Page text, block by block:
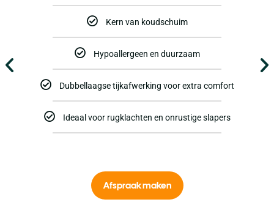
Kern van koudschuim
Hypoallergeen en duurzaam
Dubbellaagse tijkafwerking voor extra comfort
Ideaal voor rugklachten en onrustige slapers
Afspraak maken